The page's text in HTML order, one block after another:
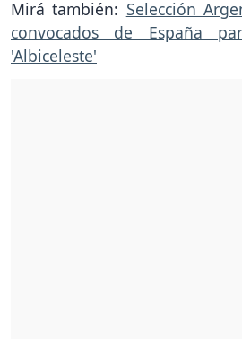
Mirá también: Selección
convocados de España
'Albiceleste'